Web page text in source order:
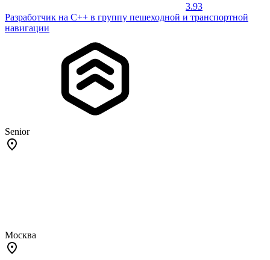
3.93
Разработчик на С++ в группу пешеходной и транспортной
навигации
Senior
Москва